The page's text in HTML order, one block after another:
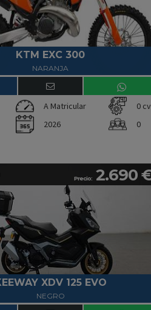
KTM EXC 300
NARANJA
A Matricular
0 cv
2026
0
Precio: 2.690
XDV 125 EVO
NEGRO